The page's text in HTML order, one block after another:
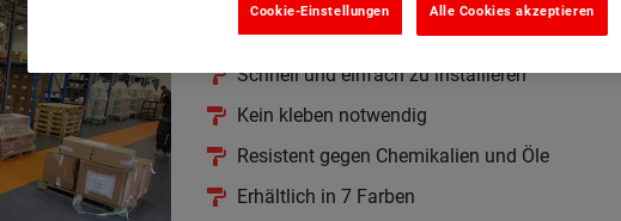
Schnell und einfach zu installieren
Kein kleben notwendig
Resistent gegen Chemikalien und Öle
Erhältlich in 7 Farben
Alle Cookies akzeptieren
Cookie-Einstellungen